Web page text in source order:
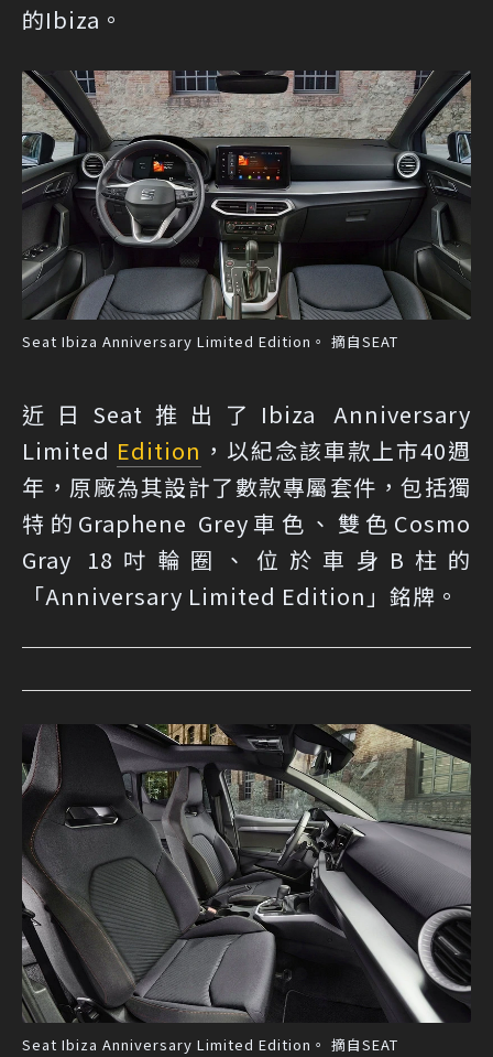
的Ibiza。
Seat Ibiza Anniversary Limited Edition。 摘自SEAT
近日Seat推出了Ibiza Anniversary
Limited Edition ，以紀念該車款上市40週
年，原廠為其設計了數款專屬套件，包括獨
特的Graphene Grey車色、雙色Cosmo
Gray 18吋輪圈、位於車身B柱的
「Anniversary Limited Edition」銘牌。
Seat Ibiza Anniversary Limited Edition。 摘自SEAT